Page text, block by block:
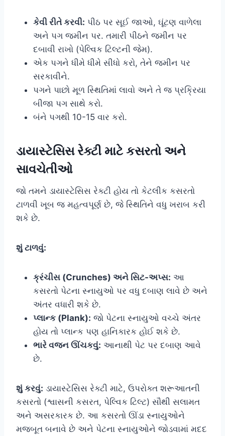
કેવી રીતે કરવી: પીઠ પર સૂઈ જાઓ, ઘૂંટણ વાળેલા
અને પગ જમીન પર. તમારી પીઠને જમીન પર
દબાવી રાખો (પેલ્વિક ટિલ્ટની જેમ).
એક પગને ધીમે ધીમે સીધો કરો, તેને જમીન પર
સરકાવીને.
પગને પાછો મૂળ સ્થિતિમાં લાવો અને તે જ પ્રક્રિયા
બીજા પગ સાથે કરો.
બંને પગથી 10-15 વાર કરો.
ડાયાસ્ટેસિસ રેક્ટી માટે કસરતો અને
સાવચેતીઓ
જો તમને ડાયાસ્ટેસિસ રેક્ટી હોય તો કેટલીક કસરતો
ટાળવી ખૂબ જ મહત્વપૂર્ણ છે, જે સ્થિતિને વધુ ખરાબ કરી
શકે છે.
શું ટાળવું:
ક્રંચીસ (Crunches) અને સિટ-અપ્સ: આ
કસરતો પેટના સ્નાયુઓ પર વધુ દબાણ લાવે છે અને
અંતર વધારી શકે છે.
પ્લાન્ક (Plank): જો પેટના સ્નાયુઓ વચ્ચે અંતર
હોય તો પ્લાન્ક પણ હાનિકારક હોઈ શકે છે.
ભારે વજન ઊંચકવું: આનાથી પેટ પર દબાણ આવે
છે.
શું કરવું: ડાયાસ્ટેસિસ રેક્ટી માટે, ઉપરોક્ત શરૂઆતની
કસરતો (શ્વાસની કસરત, પેલ્વિક ટિલ્ટ) સૌથી સલામત
અને અસરકારક છે. આ કસરતો ઊંડા સ્નાયુઓને
મજબૂત બનાવે છે અને પેટના સ્નાયુઓને જોડવામાં મદદ